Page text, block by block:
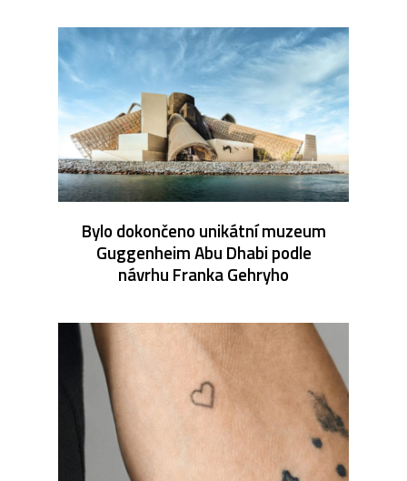
Bylo dokončeno unikátní muzeum
Guggenheim Abu Dhabi podle
návrhu Franka Gehryho